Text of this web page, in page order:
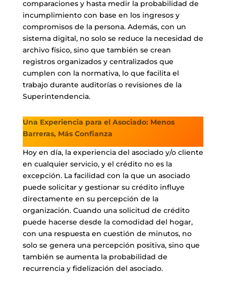
comparaciones y hasta medir la probabilidad de
incumplimiento con base en los ingresos y
compromisos de la persona. Además, con un
sistema digital, no solo se reduce la necesidad de
archivo físico, sino que también se crean
registros organizados y centralizados que
cumplen con la normativa, lo que facilita el
trabajo durante auditorías o revisiones de la
Superintendencia.
Una Experiencia para el Asociado: Menos
Barreras, Más Confianza
Hoy en día, la experiencia del asociado y/o cliente
en cualquier servicio, y el crédito no es la
excepción. La facilidad con la que un asociado
puede solicitar y gestionar su crédito influye
directamente en su percepción de la
organización. Cuando una solicitud de crédito
puede hacerse desde la comodidad del hogar,
con una respuesta en cuestión de minutos, no
solo se genera una percepción positiva, sino que
también se aumenta la probabilidad de
recurrencia y fidelización del asociado.